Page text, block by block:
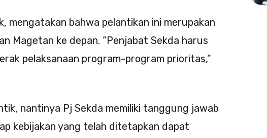
mengatakan bahwa pelantikan ini merupakan
Magetan ke depan. “Penjabat Sekda harus
pelaksanaan program-program prioritas,”
nantinya Pj Sekda memiliki tanggung jawab
kebijakan yang telah ditetapkan dapat